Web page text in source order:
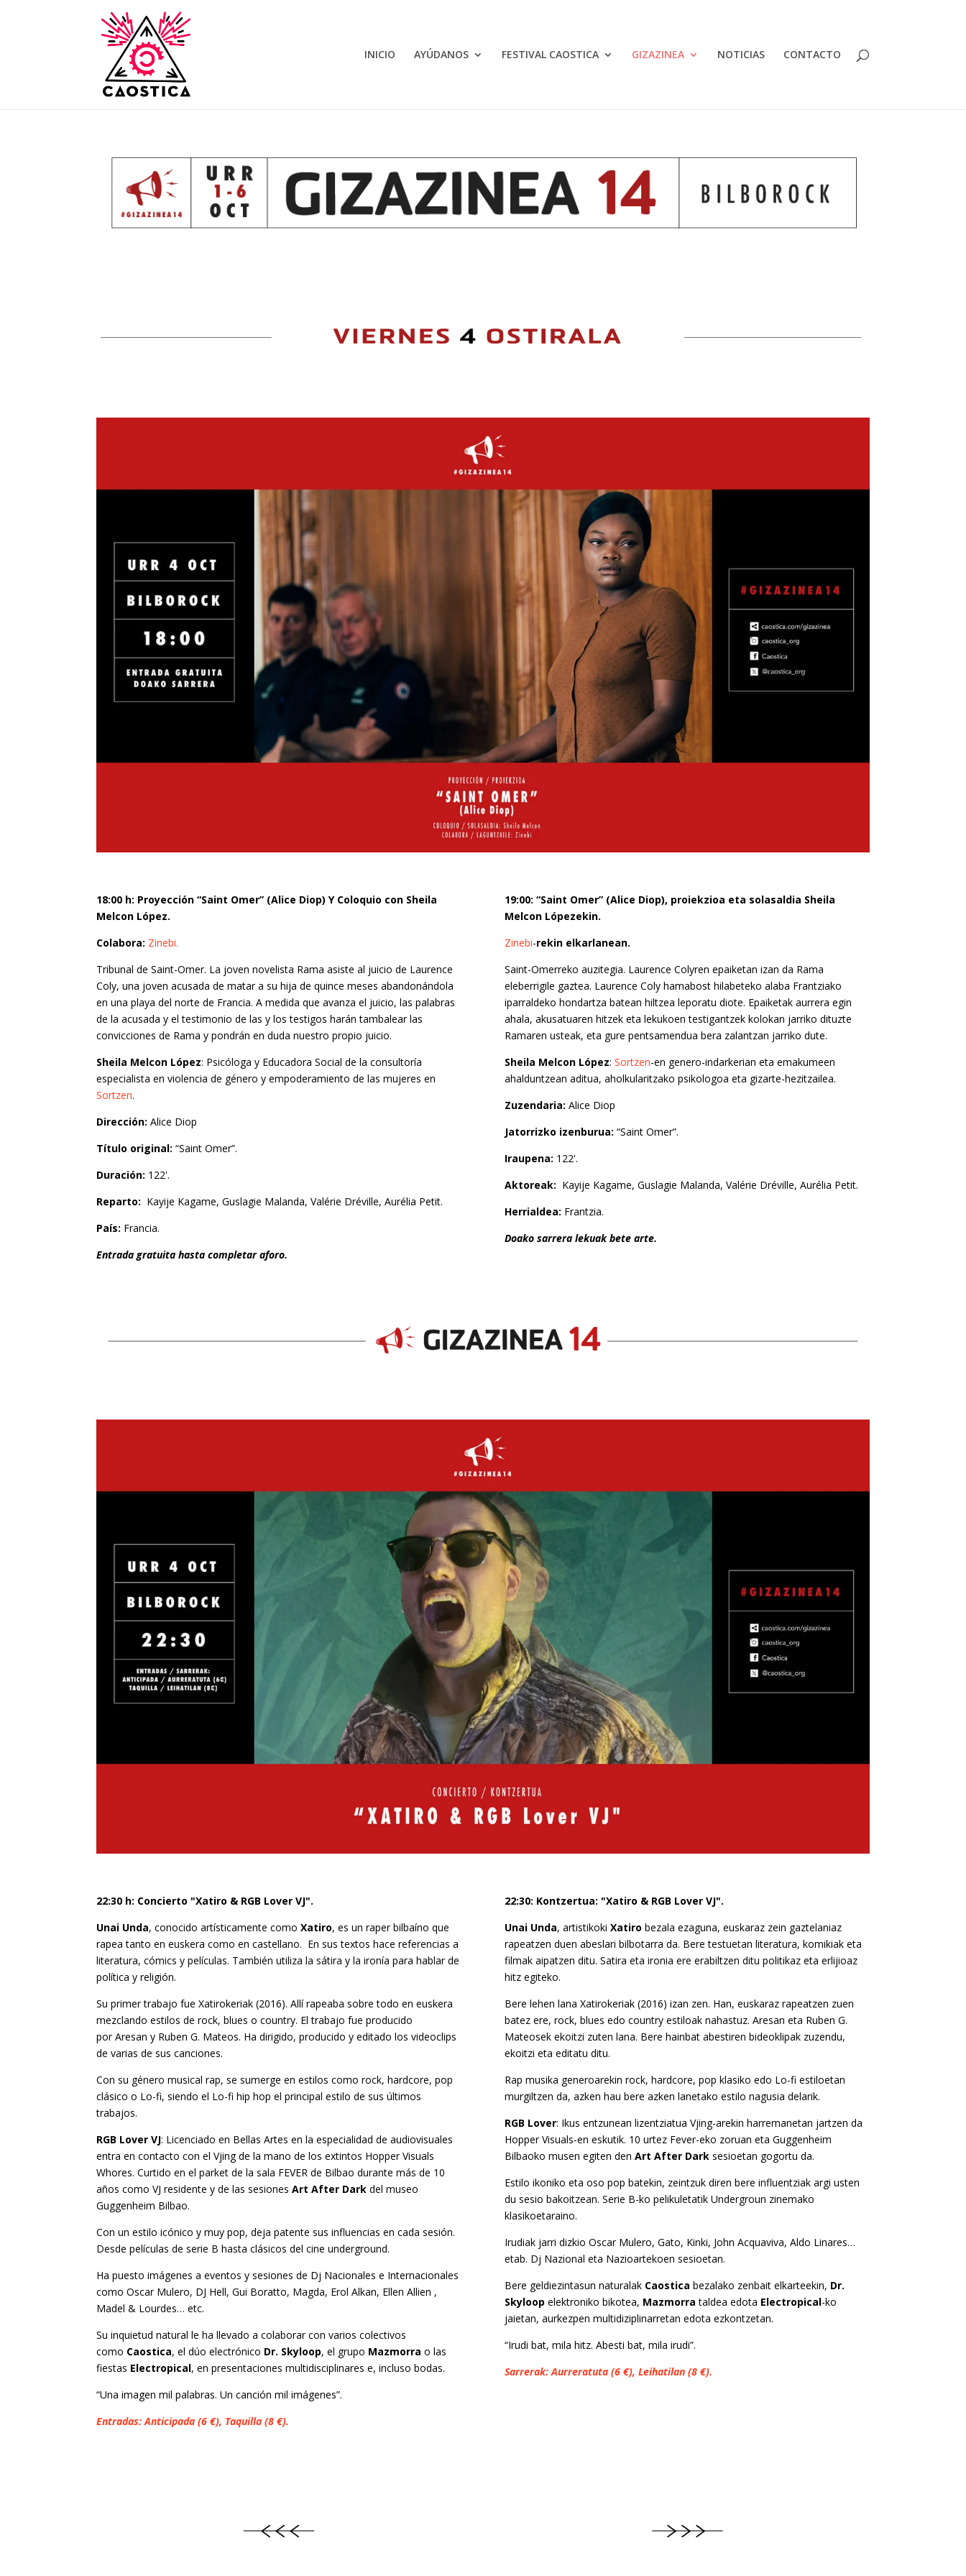
INICIO AYÚDANOS FESTIVAL CAOSTICA GIZAZINEA NOTICIAS CONTACTO
18:00 h: Proyección “Saint Omer” (Alice Diop) Y Coloquio con Sheila
Melcon López.
Colabora: Zinebi.
Tribunal de Saint-Omer. La joven novelista Rama asiste al juicio de Laurence
Coly, una joven acusada de matar a su hija de quince meses abandonándola
en una playa del norte de Francia. A medida que avanza el juicio, las palabras
de la acusada y el testimonio de las y los testigos harán tambalear las
convicciones de Rama y pondrán en duda nuestro propio juicio.
Sheila Melcon López: Psicóloga y Educadora Social de la consultoría
especialista en violencia de género y empoderamiento de las mujeres en
Sortzen.
Dirección: Alice Diop
Título original:“Saint Omer”.
Duración: 122'.
Reparto: Kayije Kagame, Guslagie Malanda, Valérie Dréville, Aurélia Petit.
País: Francia.
Entrada gratuita hasta completar aforo.
19:00: “Saint Omer” (Alice Diop), proiekzioa eta solasaldia Sheila
Melcon Lópezekin.
Zinebi-rekin elkarlanean.
Saint-Omerreko auzitegia. Laurence Colyren epaiketan izan da Rama
eleberrigile gaztea. Laurence Coly hamabost hilabeteko alaba Frantziako
iparraldeko hondartza batean hiltzea leporatu diote. Epaiketak aurrera egin
ahala, akusatuaren hitzek eta lekukoen testigantzek kolokan jarriko dituzte
Ramaren usteak, eta gure pentsamendua bera zalantzan jarriko dute.
Sheila Melcon López: Sortzen-en genero-indarkerian eta emakumeen
ahalduntzean aditua, aholkularitzako psikologoa eta gizarte-hezitzailea.
Zuzendaria: Alice Diop
Jatorrizko izenburua: “Saint Omer”.
Iraupena: 122'.
Aktoreak: Kayije Kagame, Guslagie Malanda, Valérie Dréville, Aurélia Petit.
Herrialdea: Frantzia.
Doako sarrera lekuak bete arte.
22:30 h: Concierto "Xatiro & RGB Lover VJ".
Unai Unda, conocido artísticamente comoXatiro, es un raper bilbaíno que
rapea tanto en euskera como en castellano. En sus textos hace referencias a
literatura, cómics y películas. También utiliza la sátira y la ironía para hablar de
política y religión.
Su primer trabajo fue Xatirokeriak (2016). Allí rapeaba sobre todo en euskera
mezclando estilos de rock, blues o country. El trabajo fue producido
por Aresan y Ruben G. Mateos. Ha dirigido, producido y editado los videoclips
de varias de sus canciones.
Con su género musical rap, se sumerge en estilos como rock, hardcore, pop
clásico o Lo-fi, siendo el Lo-fi hip hop el principal estilo de sus últimos
trabajos.
RGB Lover VJ: Licenciado en Bellas Artes en la especialidad de audiovisuales
entra en contacto con el Vjing de la mano de los extintos Hopper Visuals
Whores. Curtido en el parket de la sala FEVER de Bilbao durante más de 10
años como VJ residente y de las sesionesArt After Dark del museo
Guggenheim Bilbao.
Con un estilo icónico y muy pop, deja patente sus influencias en cada sesión.
Desde películas de serie B hasta clásicos del cine underground.
Ha puesto imágenes a eventos y sesiones de Dj Nacionales e Internacionales
como Oscar Mulero, DJ Hell, Gui Boratto, Magda, Erol Alkan, Ellen Allien ,
Madel & Lourdes… etc.
Su inquietud natural le ha llevado a colaborar con varios colectivos
como Caostica, el dúo electrónico Dr. Skyloop, el grupo Mazmorra o las
fiestas Electropical, en presentaciones multidisciplinares e, incluso bodas.
“Una imagen mil palabras. Un canción mil imágenes”.
Entradas: Anticipada (6 €), Taquilla (8 €).
22:30: Kontzertua: "Xatiro & RGB Lover VJ".
Unai Unda, artistikoki Xatiro bezala ezaguna, euskaraz zein gaztelaniaz
rapeatzen duen abeslari bilbotarra da. Bere testuetan literatura, komikiak eta
filmak aipatzen ditu. Satira eta ironia ere erabiltzen ditu politikaz eta erlijioaz
hitz egiteko.
Bere lehen lana Xatirokeriak (2016) izan zen. Han, euskaraz rapeatzen zuen
batez ere, rock, blues edo country estiloak nahastuz. Aresan eta Ruben G.
Mateosek ekoitzi zuten lana. Bere hainbat abestiren bideoklipak zuzendu,
ekoitzi eta editatu ditu.
Rap musika generoarekin rock, hardcore, pop klasiko edo Lo-fi estiloetan
murgiltzen da, azken hau bere azken lanetako estilo nagusia delarik.
RGB Lover: Ikus entzunean lizentziatua Vjing-arekin harremanetan jartzen da
Hopper Visuals-en eskutik. 10 urtez Fever-eko zoruan eta Guggenheim
Bilbaoko musen egiten den Art After Darksesioetan gogortu da.
Estilo ikoniko eta oso pop batekin, zeintzuk diren bere influentziak argi usten
du sesio bakoitzean. Serie B-ko pelikuletatik Undergroun zinemako
klasikoetaraino.
Irudiak jarri dizkio Oscar Mulero, Gato, Kinki, John Acquaviva, Aldo Linares…
etab. Dj Nazional eta Nazioartekoen sesioetan.
Bere geldiezintasun naturalak Caostica bezalako zenbait elkarteekin, Dr.
Skyloop elektroniko bikotea, Mazmorra taldea edota Electropical-ko
jaietan, aurkezpen multidiziplinarretan edota ezkontzetan.
“Irudi bat, mila hitz. Abesti bat, mila irudi”.
Sarrerak: Aurreratuta (6 €), Leihatilan (8 €).